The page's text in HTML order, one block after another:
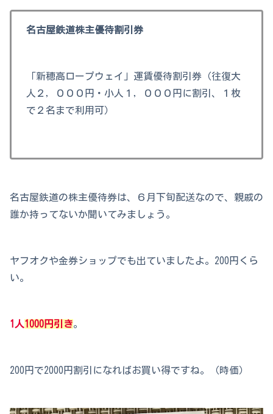
名古屋鉄道株主優待割引券
「新穂高ロープウェイ」運賃優待割引券（往復大
人２，０００円・小人１，０００円に割引、１枚
で２名まで利用可）
名古屋鉄道の株主優待券は、６月下旬配送なので、親戚の
誰か持ってないか聞いてみましょう。
ヤフオクや金券ショップでも出ていましたよ。200円くら
い。
1人1000円引き。
200円で2000円割引になればお買い得ですね。（時価）